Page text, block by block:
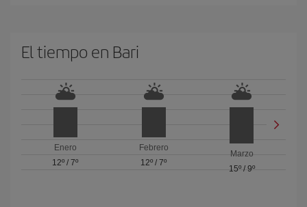
El tiempo en Bari
Enero
12º /7º
Febrero
12º / 7º
Marzo
15º/ 9º